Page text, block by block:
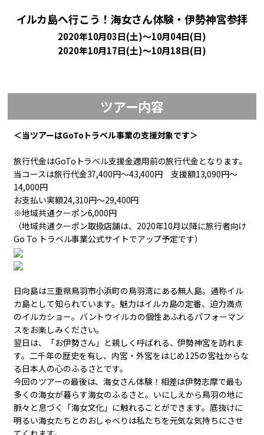
イルカ島へ行こう！海女さん体験・伊勢神宮参拝
2020年10月03日(土)～10月04日(日)
2020年10月17日(土)～10月18日(日)
ツアー内容
＜当ツアーはGoToトラベル事業の支援対象です＞
旅行代金はGoToトラベル支援金適用前の旅行代金となります。
当コースは旅行代金37,400円～43,400円 支援額13,090円～
14,000円
お支払い実額24,310円～29,400円
※地域共通クーポン6,000円
（地域共通クーポン取扱店舗は、2020年10月以降に旅行者向け
Go To トラベル事業公式サイトでアップ予定です）
日向島は三重県鳥羽市小浜町の鳥羽湾にある無人島。通称イル
カ島として知られています。魅力はイルカ島の定番、迫力満点
のイルカショー。バントウイルカの個性あふれるパフォーマン
スをお楽しみください。
翌日は、「お伊勢さん」と親しく呼ばれる、伊勢神宮を訪れま
す。二千年の歴史を有し、内宮・外宮をはじめ125の宮社からな
る日本人の心のふるさとです。
今回のツアーの最後は、海女さん体験！相差は伊勢志摩で最も
多くの海女が暮らす海女のふるさと。いにしえから鳥羽の地に
脈々と息づく「海女文化」に触れることができます。底抜けに
明るい海女たちとのおしゃべりは私たちを元気な気持ちにさせ